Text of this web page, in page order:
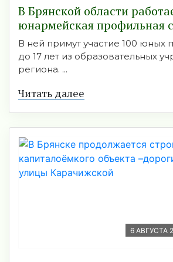
В Брянской области
юнармейская профильная
В ней примут участие 100 юных
до 17 лет из образовательных
региона. ...
Читать далее
6 АВГУСТА